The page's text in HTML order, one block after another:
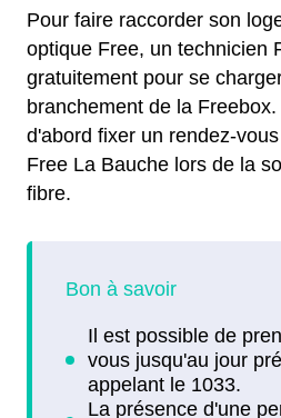
Pour faire raccorder son
optique Free, un technicien
gratuitement pour se
branchement de la
d'abord fixer un rendez-
Free La Bauche lors de la
fibre.